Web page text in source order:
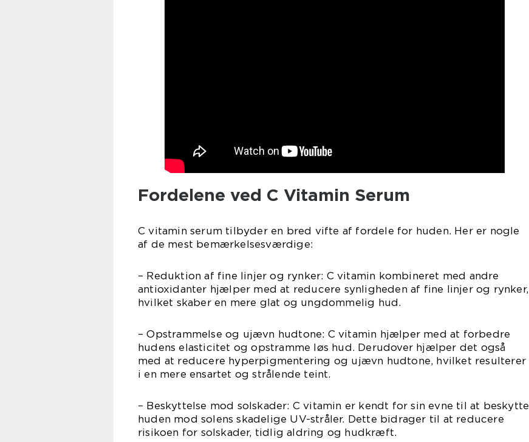
Fordelene ved C Vitamin Serum
C vitamin serum tilbyder en bred vifte af fordele for huden. Her er nogle
af de mest bemærkelsesværdige:
– Reduktion af fine linjer og rynker: C vitamin kombineret med andre
antioxidanter hjælper med at reducere synligheden af fine linjer og rynker,
hvilket skaber en mere glat og ungdommelig hud.
– Opstrammelse og ujævn hudtone: C vitamin hjælper med at forbedre
hudens elasticitet og opstramme løs hud. Derudover hjælper det også
med at reducere hyperpigmentering og ujævn hudtone, hvilket resulterer
i en mere ensartet og strålende teint.
– Beskyttelse mod solskader: C vitamin er kendt for sin evne til at beskytte
huden mod solens skadelige UV-stråler. Dette bidrager til at reducere
risikoen for solskader, tidlig aldring og hudkræft.